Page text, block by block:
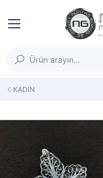
KADIN